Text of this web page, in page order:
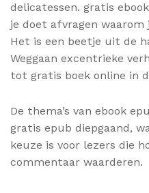
delicatessen. gratis
je doet afvragen
Het is een beetje uit de
Weggaan excentrieke
tot gratis boek online in
De thema’s van ebook
gratis epub diepgaand,
keuze is voor lezers die
commentaar waarderen.